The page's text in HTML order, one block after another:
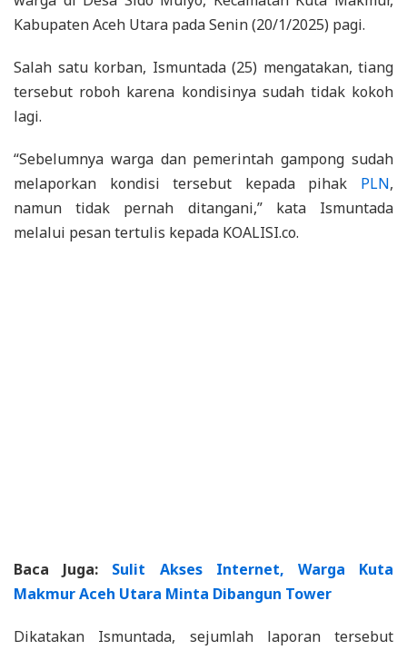
Kabupaten Aceh Utara pada Senin (20/1/2025) pagi.
Salah satu korban, Ismuntada (25) mengatakan, tiang
tersebut roboh karena kondisinya sudah tidak kokoh
lagi.
“Sebelumnya warga dan pemerintah gampong sudah
melaporkan kondisi tersebut kepada pihak PLN,
namun tidak pernah ditangani,” kata Ismuntada
melalui pesan tertulis kepada KOALISI.co.
Baca Juga: Sulit Akses Internet, Warga Kuta
Makmur Aceh Utara Minta Dibangun Tower
Dikatakan Ismuntada, sejumlah laporan tersebut